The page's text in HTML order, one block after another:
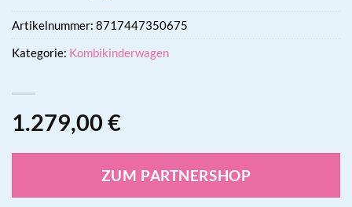
1.279,00 €
ZUM PARTNERSHOP
Artikelnummer: 8717447350675
Kategorie: Kombikinderwagen